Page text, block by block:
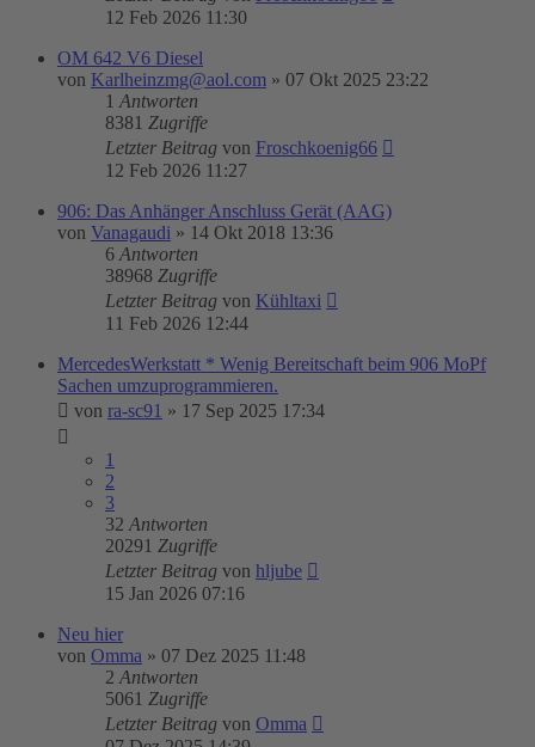
12 Feb 2026 11:30
OM 642 V6 Diesel
von Karlheinzmg@aol.com » 07 Okt 2025 23:22
1 Antworten
8381 Zugriffe
Letzter Beitrag von Froschkoenig66
12 Feb 2026 11:27
906: Das Anhänger Anschluss Gerät (AAG)
von Vanagaudi » 14 Okt 2018 13:36
6 Antworten
38968 Zugriffe
Letzter Beitrag von Kühltaxi
11 Feb 2026 12:44
MercedesWerkstatt * Wenig Bereitschaft beim 906 MoPf
Sachen umzuprogrammieren.
von ra-sc91 » 17 Sep 2025 17:34
1
2
3
32 Antworten
20291 Zugriffe
Letzter Beitrag von hljube
15 Jan 2026 07:16
Neu hier
von Omma » 07 Dez 2025 11:48
2 Antworten
5061 Zugriffe
Letzter Beitrag von Omma